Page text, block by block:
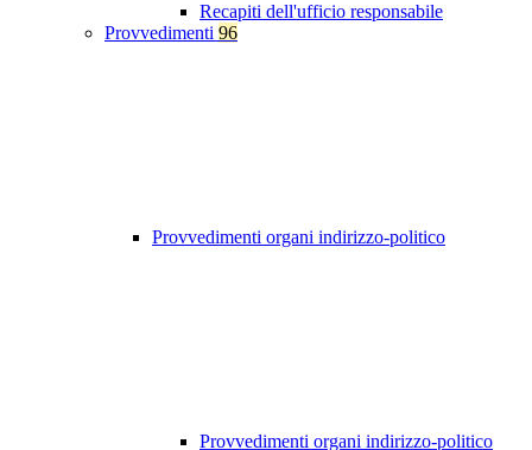
Recapiti dell'ufficio responsabile
Provvedimenti 96
Provvedimenti organi indirizzo-politico
Provvedimenti organi indirizzo-politico